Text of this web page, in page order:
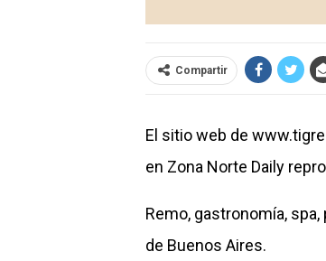
Compartir
El sitio web de
en Zona Norte Daily
Remo, gastronomía,
de Buenos Aires.